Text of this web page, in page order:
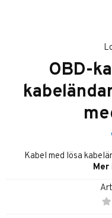
OBD-
Kabel med lösa